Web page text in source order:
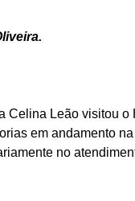
Celina Leão visitou
em andamento
no